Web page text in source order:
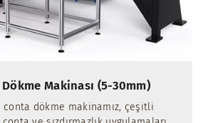
Makinası (5-30mm)
dökme makinamız, çeşitli